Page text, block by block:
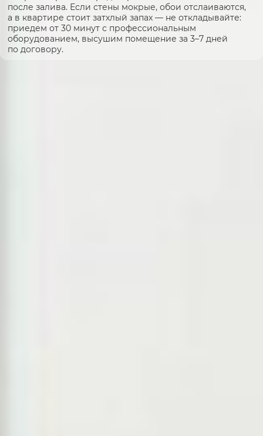
после залива. Если стены мокрые, обои отслаиваются,
а в квартире стоит затхлый запах — не откладывайте:
приедем от 30 минут с профессиональным
оборудованием, высушим помещение за 3–7 дней
по договору.